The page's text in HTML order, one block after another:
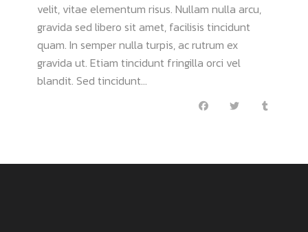
velit, vitae elementum risus. Nullam nulla arcu,
gravida sed libero sit amet, facilisis tincidunt
quam. In semper nulla turpis, ac rutrum ex
gravida ut. Etiam tincidunt fringilla orci vel
blandit. Sed tincidunt...